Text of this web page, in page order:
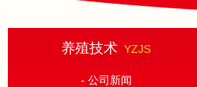
养殖技术 YZJS
- 公司新闻